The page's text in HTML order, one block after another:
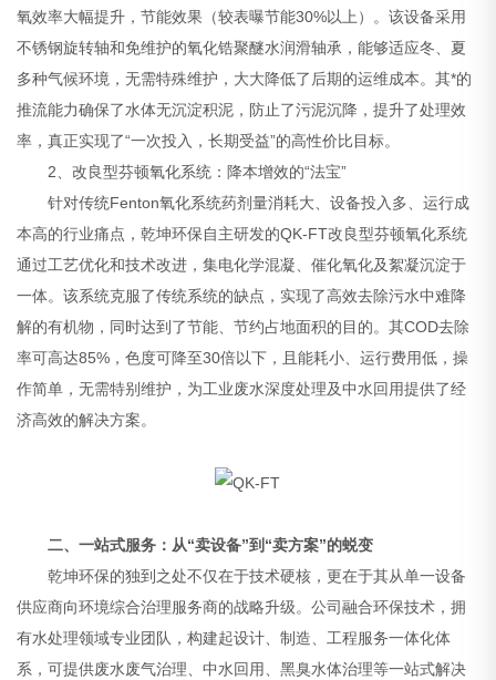
氧效率大幅提升，节能效果（较表曝节能30%以上）。该设备采用
不锈钢旋转轴和免维护的氧化锆聚醚水润滑轴承，能够适应冬、夏
多种气候环境，无需特殊维护，大大降低了后期的运维成本。其*的
推流能力确保了水体无沉淀积泥，防止了污泥沉降，提升了处理效
率，真正实现了“一次投入，长期受益”的高性价比目标。
2、改良型芬顿氧化系统：降本增效的“法宝”
针对传统Fenton氧化系统药剂量消耗大、设备投入多、运行成
本高的行业痛点，乾坤环保自主研发的QK-FT改良型芬顿氧化系统
通过工艺优化和技术改进，集电化学混凝、催化氧化及絮凝沉淀于
一体。该系统克服了传统系统的缺点，实现了高效去除污水中难降
解的有机物，同时达到了节能、节约占地面积的目的。其COD去除
率可高达85%，色度可降至30倍以下，且能耗小、运行费用低，操
作简单，无需特别维护，为工业废水深度处理及中水回用提供了经
济高效的解决方案。
二、一站式服务：从“卖设备”到“卖方案”的蜕变
乾坤环保的独到之处不仅在于技术硬核，更在于其从单一设备
供应商向环境综合治理服务商的战略升级。公司融合环保技术，拥
有水处理领域专业团队，构建起设计、制造、工程服务一体化体
系，可提供废水废气治理、中水回用、黑臭水体治理等一站式解决